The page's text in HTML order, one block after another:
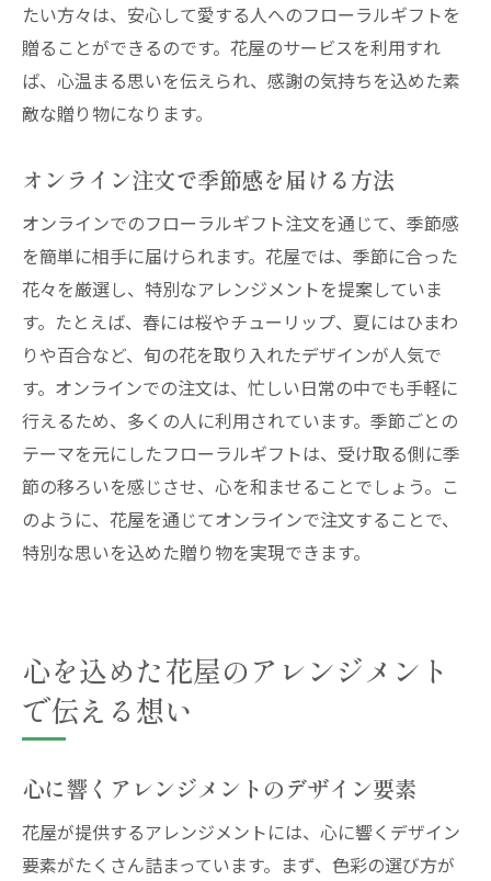
たい方々は、安心して愛する人へのフローラルギフトを
贈ることができるのです。花屋のサービスを利用すれ
ば、心温まる思いを伝えられ、感謝の気持ちを込めた素
敵な贈り物になります。
オンライン注文で季節感を届ける方法
オンラインでのフローラルギフト注文を通じて、季節感
を簡単に相手に届けられます。花屋では、季節に合った
花々を厳選し、特別なアレンジメントを提案していま
す。たとえば、春には桜やチューリップ、夏にはひまわ
りや百合など、旬の花を取り入れたデザインが人気で
す。オンラインでの注文は、忙しい日常の中でも手軽に
行えるため、多くの人に利用されています。季節ごとの
テーマを元にしたフローラルギフトは、受け取る側に季
節の移ろいを感じさせ、心を和ませることでしょう。こ
のように、花屋を通じてオンラインで注文することで、
特別な思いを込めた贈り物を実現できます。
心を込めた花屋のアレンジメント
で伝える想い
心に響くアレンジメントのデザイン要素
花屋が提供するアレンジメントには、心に響くデザイン
要素がたくさん詰まっています。まず、色彩の選び方が